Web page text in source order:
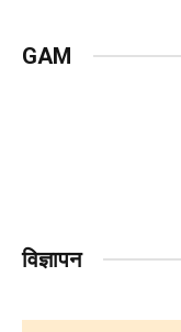
GAM
विज्ञापन